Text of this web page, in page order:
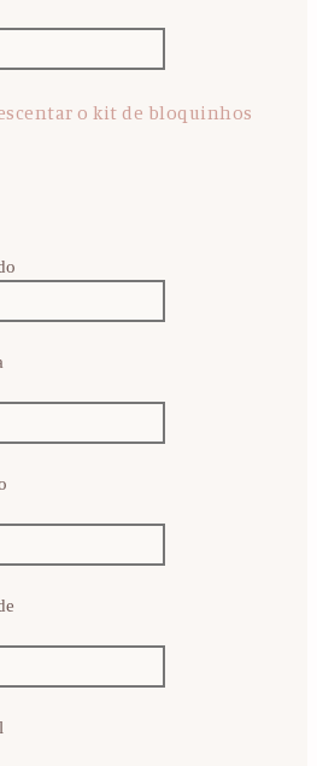
o kit de bloquinhos